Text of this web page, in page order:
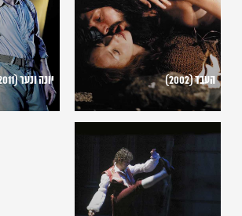
העבד (2002) יונה ונער (2011)
נישואי